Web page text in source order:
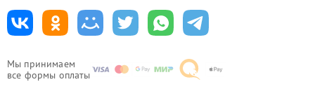
Мы принимаем
все формы оплаты